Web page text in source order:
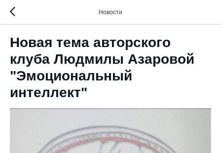
Новости
Новая тема авторского
клуба Людмилы Азаровой
"Эмоциональный
интеллект"